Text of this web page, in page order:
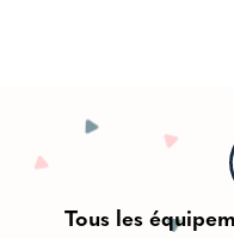
Tous les